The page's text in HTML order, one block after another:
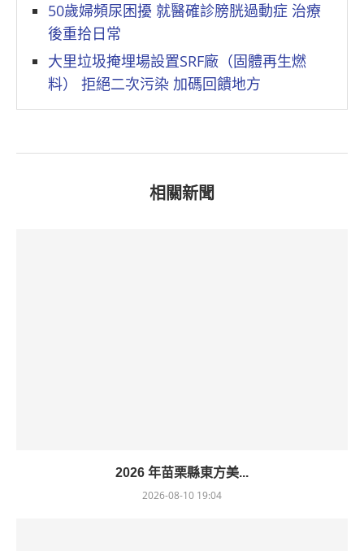
50歲婦頻尿困擾 就醫確診膀胱過動症 治療
後重拾日常
大里垃圾掩埋場設置SRF廠（固體再生燃
料） 拒絕二次污染 加碼回饋地方
相關新聞
2026 年苗栗縣東方美...
2026-08-10 19:04